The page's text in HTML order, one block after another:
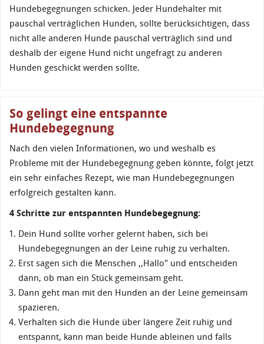
Hundebegegnungen schicken. Jeder Hundehalter mit
pauschal verträglichen Hunden, sollte berücksichtigen, dass
nicht alle anderen Hunde pauschal verträglich sind und
deshalb der eigene Hund nicht ungefragt zu anderen
Hunden geschickt werden sollte.
So gelingt eine entspannte
Hundebegegnung
Nach den vielen Informationen, wo und weshalb es
Probleme mit der Hundebegegnung geben könnte, folgt jetzt
ein sehr einfaches Rezept, wie man Hundebegegnungen
erfolgreich gestalten kann.
4 Schritte zur entspannten Hundebegegnung:
Dein Hund sollte vorher gelernt haben, sich bei
Hundebegegnungen an der Leine ruhig zu verhalten.
Erst sagen sich die Menschen ,,Hallo" und entscheiden
dann, ob man ein Stück gemeinsam geht.
Dann geht man mit den Hunden an der Leine gemeinsam
spazieren.
Verhalten sich die Hunde über längere Zeit ruhig und
entspannt, kann man beide Hunde ableinen und falls